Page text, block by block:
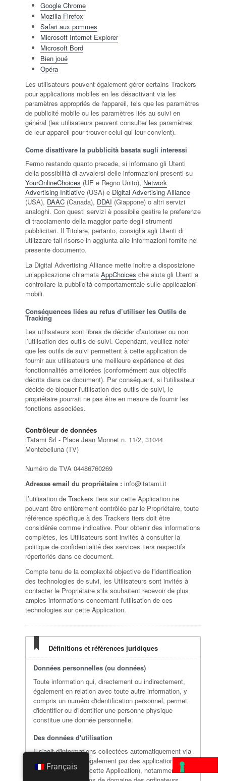
Google Chrome
Mozilla Firefox
Safari aux pommes
Microsoft Internet Explorer
Microsoft Bord
Bien joué
Opéra
Les utilisateurs peuvent également gérer certains Trackers
pour applications mobiles en les désactivant via les
paramètres appropriés de l'appareil, tels que les paramètres
de publicité mobile ou les paramètres liés au suivi en
général (les utilisateurs peuvent consulter les paramètres
de leur appareil pour trouver celui qui leur convient).
Come disattivare la pubblicità basata sugli interessi
Fermo restando quanto precede, si informano gli Utenti
della possibilità di avvalersi delle informazioni presenti su
YourOnlineChoices (UE e Regno Unito), Network
Advertising Initiative (USA) e Digital Advertising Alliance
(USA), DAAC (Canada), DDAI (Giappone) o altri servizi
analoghi. Con questi servizi è possibile gestire le preferenze
di tracciamento della maggior parte degli strumenti
pubblicitari. Il Titolare, pertanto, consiglia agli Utenti di
utilizzare tali risorse in aggiunta alle informazioni fornite nel
presente documento.
La Digital Advertising Alliance mette inoltre a disposizione
un’applicazione chiamata AppChoices che aiuta gli Utenti a
controllare la pubblicità comportamentale sulle applicazioni
mobili.
Conséquences liées au refus d’utiliser les Outils de
Tracking
Les utilisateurs sont libres de décider d’autoriser ou non
l’utilisation des outils de suivi. Cependant, veuillez noter
que les outils de suivi permettent à cette application de
fournir aux utilisateurs une meilleure expérience et des
fonctionnalités améliorées (conformément aux objectifs
décrits dans ce document). Par conséquent, si l'utilisateur
décide de bloquer l'utilisation des outils de suivi, le
propriétaire pourrait ne pas être en mesure de fournir les
fonctions associées.
Contrôleur de données
iTatami Srl - Place Jean Monnet n. 11/2, 31044
Montebelluna (TV)
Numéro de TVA 04486760269
Adresse email du propriétaire : info@itatami.it
L’utilisation de Trackers tiers sur cette Application ne
pouvant être entièrement contrôlée par le Propriétaire, toute
référence spécifique à des Trackers tiers doit être
considérée comme indicative. Pour obtenir des informations
complètes, les Utilisateurs sont invités à consulter la
politique de confidentialité des services tiers respectifs
répertoriés dans ce document.
Compte tenu de la complexité objective de l'identification
des technologies de suivi, les Utilisateurs sont invités à
contacter le Propriétaire s'ils souhaitent recevoir de plus
amples informations concernant l'utilisation de ces
technologies sur cette Application.
Définitions et références juridiques
Données personnelles (ou données)
Toute information qui, directement ou indirectement,
également en relation avec toute autre information, y
compris un numéro d'identification personnel, permet
d'identifier ou d'identifier une personne physique
constitue une donnée personnelle.
Des données d'utilisation
Il s'agit d'informations collectées automatiquement via
cette Application (également par des applications
tierces intégrées à cette Application), notamment : les
Français